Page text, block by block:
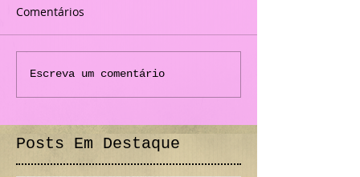
Comentários
Escreva um comentário
Posts Em Destaque